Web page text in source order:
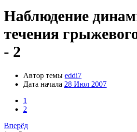
Наблюдение
течения
- 2
Автор темы eddi7
Дата начала 28 Июл 2007
1
2
Вперёд